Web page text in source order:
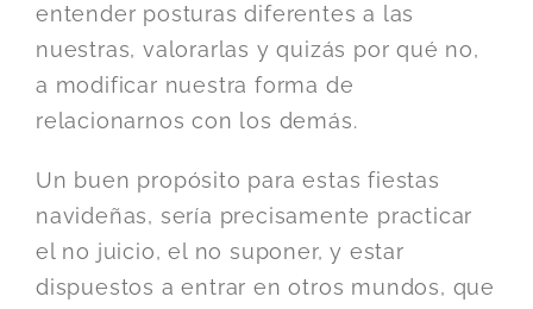
entender posturas diferentes a las
nuestras, valorarlas y quizás por qué no,
a modificar nuestra forma de
relacionarnos con los demás.
Un buen propósito para estas fiestas
navideñas, sería precisamente practicar
el no juicio, el no suponer, y estar
dispuestos a entrar en otros mundos, que